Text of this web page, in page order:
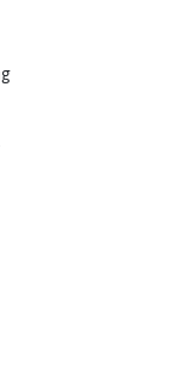
Jahres, in der die
wächst.